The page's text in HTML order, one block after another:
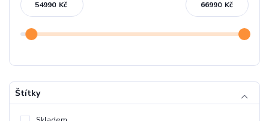
Kč Kč
Štítky